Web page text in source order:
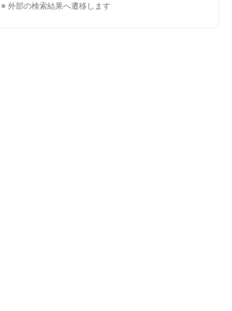
※ 外部の検索結果へ遷移します